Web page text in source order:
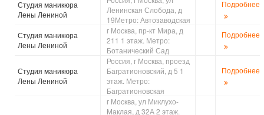
Студия маникюра
Лены Лениной
Ленинская Слобода, д
19Метро: Автозаводская
Подробнее
Студия маникюра
Лены Лениной
г Москва, пр-кт Мира, д
211 1 этаж. Метро:
Ботанический Сад
Подробнее
Студия маникюра
Лены Лениной
Россия, г Москва, проезд
Багратионовский, д 5 1
этаж. Метро:
Багратионовская
Подробнее
г Москва, ул Миклухо-
Маклая, д 32А 2 этаж.